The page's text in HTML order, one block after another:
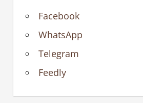
Facebook
WhatsApp
Telegram
Feedly